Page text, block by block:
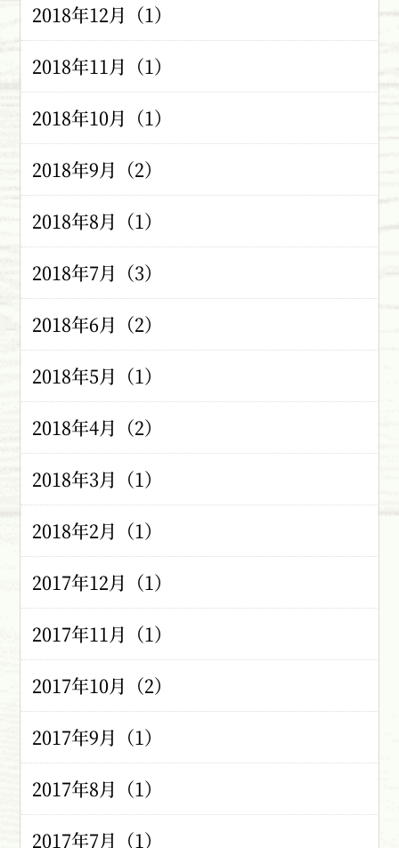
2018年12月（1）
2018年11月（1）
2018年10月（1）
2018年9月（2）
2018年8月（1）
2018年7月（3）
2018年6月（2）
2018年5月（1）
2018年4月（2）
2018年3月（1）
2018年2月（1）
2017年12月（1）
2017年11月（1）
2017年10月（2）
2017年9月（1）
2017年8月（1）
2017年7月（1）